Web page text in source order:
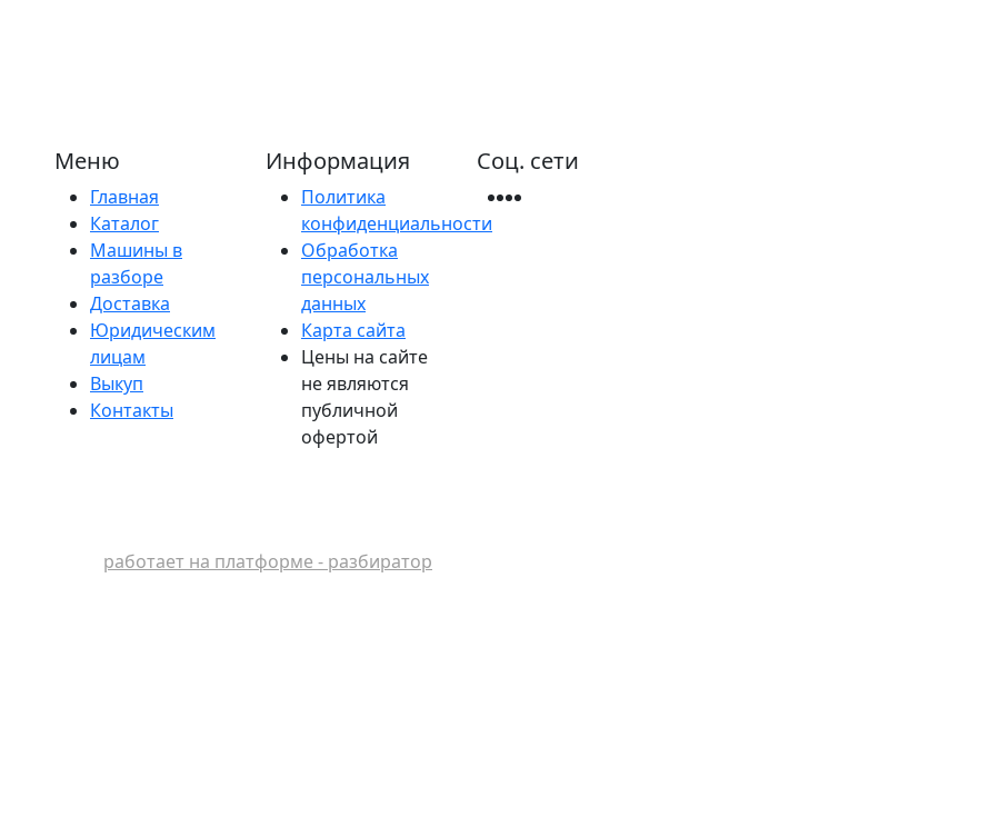
Меню
Главная
Каталог
Машины в
разборе
Доставка
Юридическим
лицам
Выкуп
Контакты
Информация
Политика
конфиденциальности
Обработка
персональных
данных
Карта сайта
Цены на сайте
не являются
публичной
офертой
Соц. сети
работает на платформе - разбиратор